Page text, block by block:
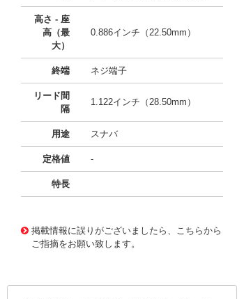
高さ - 座
高（最
大）
0.886インチ（22.50mm）
終端 ネジ端子
リード間
隔
1.122インチ（28.50mm）
用途 スナバ
定格値 -
特長
掲載情報に誤りがございましたら、こちらから
ご指摘をお願い致します。